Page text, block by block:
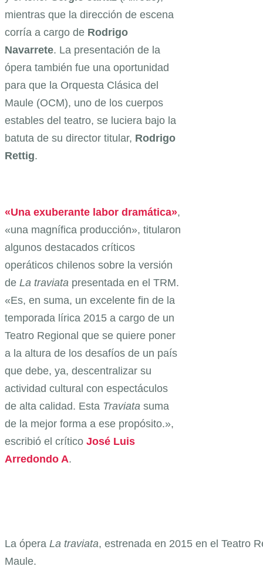
mientras que la dirección de escena
corría a cargo de Rodrigo
Navarrete. La presentación de la
ópera también fue una oportunidad
para que la Orquesta Clásica del
Maule (OCM), uno de los cuerpos
estables del teatro, se luciera bajo la
batuta de su director titular, Rodrigo
Rettig.
«Una exuberante labor dramática»,
«una magnífica producción», titularon
algunos destacados críticos
operáticos chilenos sobre la versión
de La traviata presentada en el TRM.
«Es, en suma, un excelente fin de la
temporada lírica 2015 a cargo de un
Teatro Regional que se quiere poner
a la altura de los desafíos de un país
que debe, ya, descentralizar su
actividad cultural con espectáculos
de alta calidad. Esta Traviata suma
de la mejor forma a ese propósito.»,
escribió el crítico José Luis
Arredondo A.
La ópera La traviata, estrenada en 2015 en el Teatro
Maule.